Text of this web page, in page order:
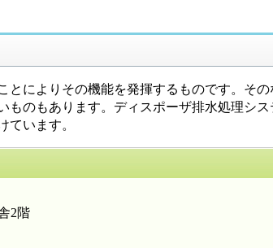
によりその機能を発揮するものです。そ
ものもあります。ディスポーザ排水処理シ
ています。
2階